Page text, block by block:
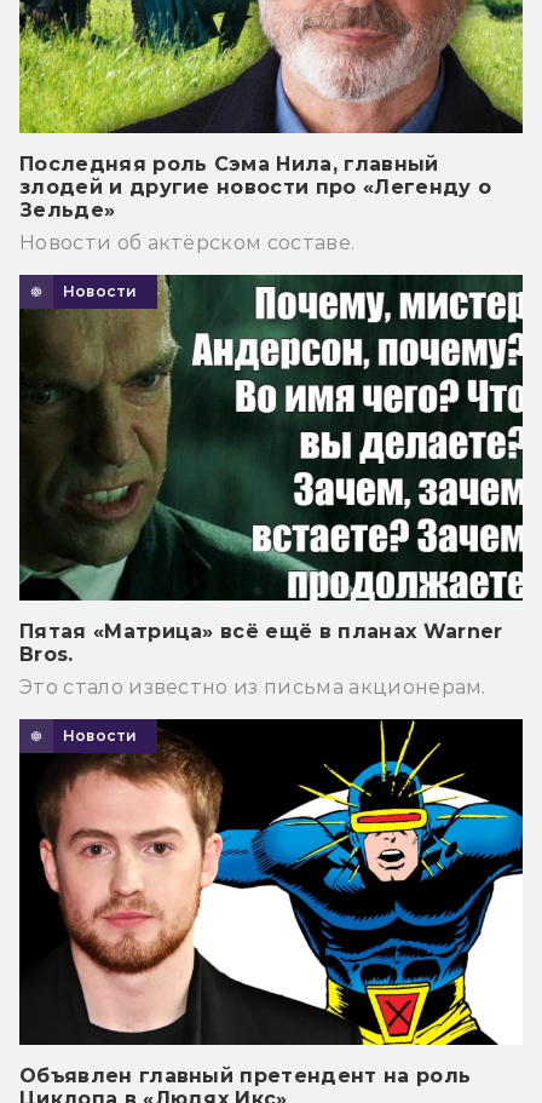
Последняя роль Сэма Нила, главный
злодей и другие новости про «Легенду о
Зельде»
Новости об актёрском составе.
Новости
Пятая «Матрица» всё ещё в планах Warner
Bros.
Это стало известно из письма акционерам.
Новости
Объявлен главный претендент на роль
Циклопа в «Людях Икс»